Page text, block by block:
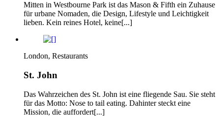
Mitten in Westbourne Park ist das Mason & Fifth ein Zuhause
für urbane Nomaden, die Design, Lifestyle und Leichtigkeit
lieben. Kein reines Hotel, keine[...]
London, Restaurants
St. John
Das Wahrzeichen des St. John ist eine fliegende Sau. Sie steht
für das Motto: Nose to tail eating. Dahinter steckt eine
Mission, die auffordert[...]